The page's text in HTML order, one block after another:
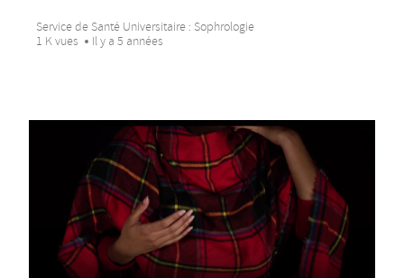
Service de Santé Universitaire : Sophrologie
1 K vues
Il y a 5 années